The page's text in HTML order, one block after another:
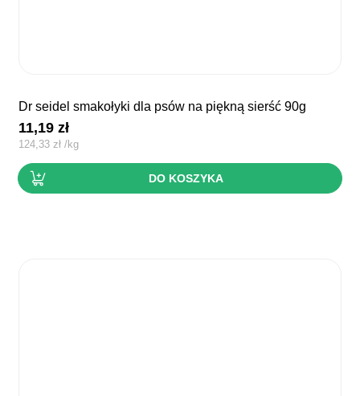
dr seidel smakołyki dla psów na piękną sierść 90g
11,19zł
124,33 zł /kg
DO KOSZYKA